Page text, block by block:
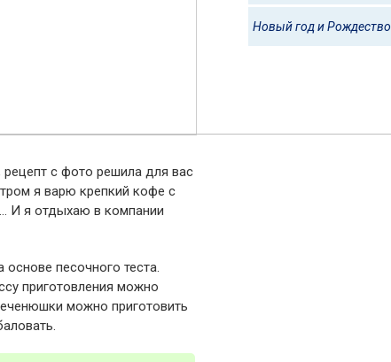
с фото решила для вас
я варю крепкий кофе с
И я отдыхаю в компании
песочного теста.
приготовления можно
можно приготовить
Новый год и Рождество